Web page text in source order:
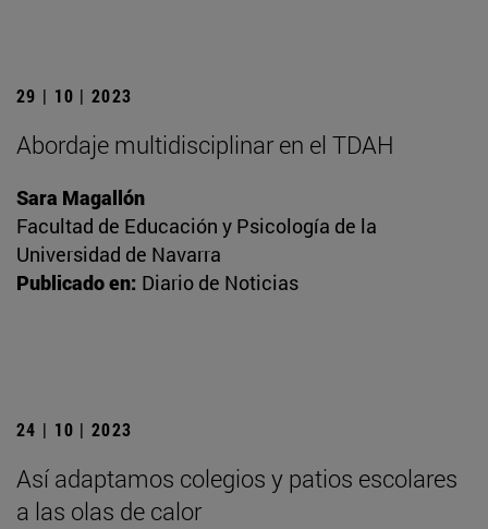
29 | 10 | 2023
Abordaje multidisciplinar en el TDAH
Sara Magallón
Facultad de Educación y Psicología de la
Universidad de Navarra
Publicado en: Diario de Noticias
24 | 10 | 2023
Así adaptamos colegios y patios escolares
a las olas de calor